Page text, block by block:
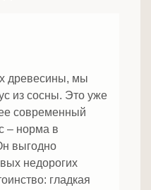
древесины, мы
из сосны. Это уже
современный
– норма в
выгодно
недорогих
гладкая